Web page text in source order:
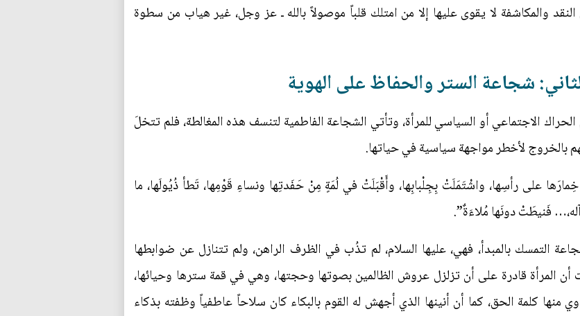
والمكاشفة لا يقوى عليها إلا من امتلك قلباً موصولاً بالله ـ عز وجل، غير هياب من سطوة
شجاعة الستر والحفاظ على الهوية
الحراك الاجتماعي أو السياسي للمرأة، وتأتي الشجاعة الفاطمية لتنسف هذه المغالطة، فلم تتخلَ
بالخروج لأخطر مواجهة سياسية في حياتها.
على رأسِها، واشْتَمَلَتْ بِجِلْبابِها، وأَقْبَلَتْ في لُمَةٍ مِنْ حَفَدتِها ونساءِ قَوْمِها، تَطأ ذُيُولَها، ما
فَنيطَتْ دونَها مُلاءَةٌ”.
التمسك بالمبدأ، فهي، عليها السلام، لم تذُب في الظرف الراهن، ولم تتنازل عن ضوابطها
المرأة قادرة على أن تزلزل عروش الظالمين بصوتها وحجتها، وهي في قمة سترها وحيائها،
منها كلمة الحق، كما أن أنينها الذي أجهش له القوم بالبكاء كان سلاحاً عاطفياً وظفته بذكاء